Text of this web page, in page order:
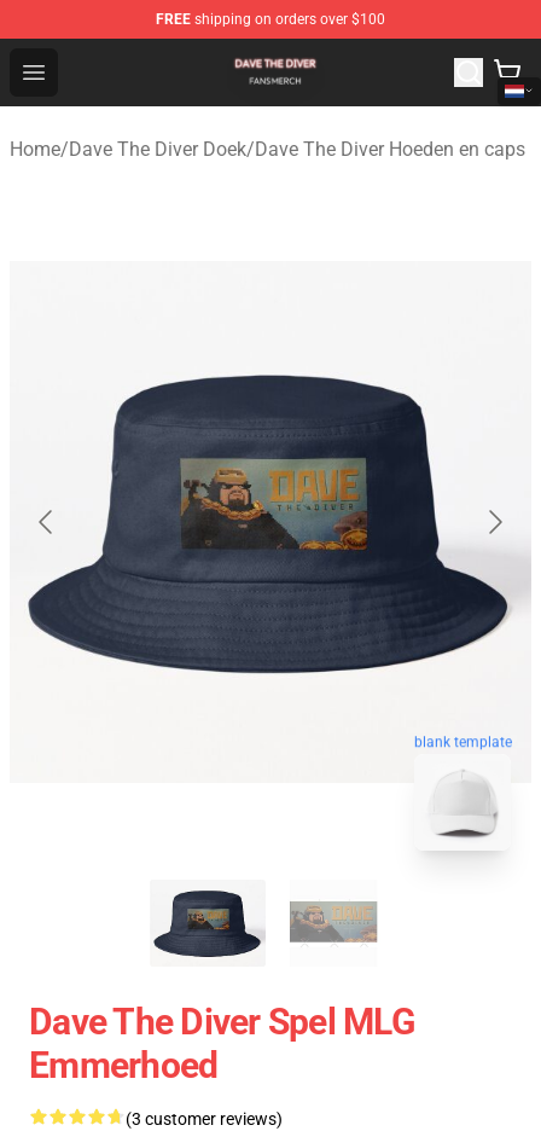
FREE shipping on orders over $100
Open menu
Dave The Diver Shop - Official Dave The Diver
Home/Dave The Diver Doek/Dave The Diver Hoeden en caps
blank template
Dave The Diver Spel MLG
Emmerhoed
(3 customer reviews)